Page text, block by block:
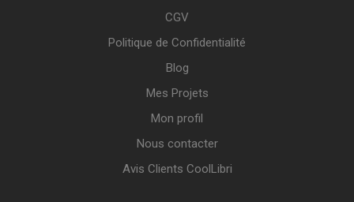
CGV
Politique de Confidentialité
Blog
Mes Projets
Mon profil
Nous contacter
Avis Clients CoolLibri